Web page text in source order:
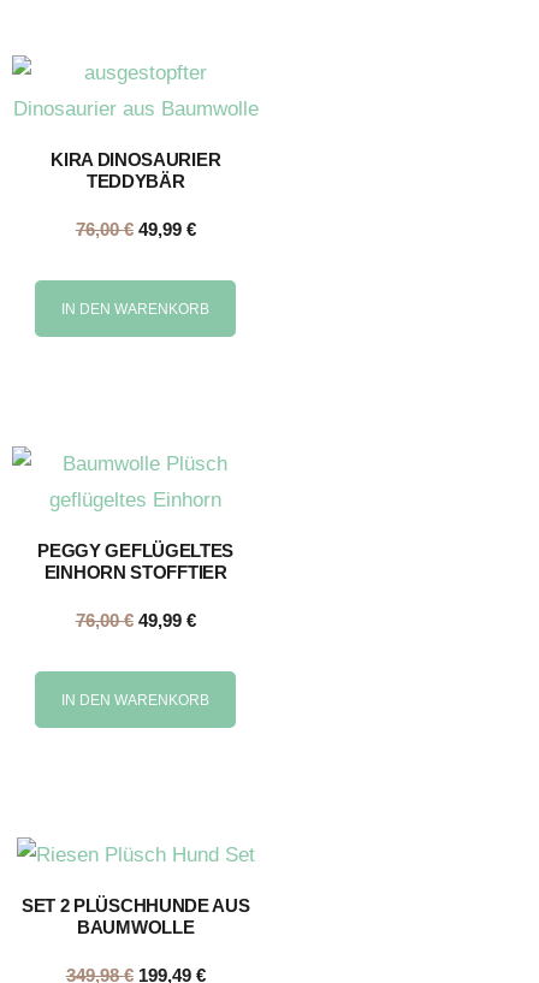
KIRA DINOSAURIER
TEDDYBÄR
76,00€ 49,99 €
IN DEN WARENKORB
PEGGY GEFLÜGELTES
EINHORN STOFFTIER
76,00€ 49,99 €
IN DEN WARENKORB
SET 2 PLÜSCHHUNDE AUS
BAUMWOLLE
349,98€ 199,49 €